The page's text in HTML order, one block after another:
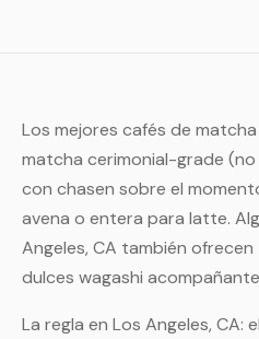
Los mejores cafés de
matcha cerimonial-grade
con chasen sobre el
avena o entera para latte.
Angeles, CA también
dulces wagashi
La regla en Los Angeles, CA: